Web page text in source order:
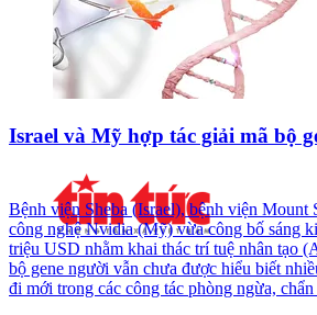
Israel và Mỹ hợp tác giải mã bộ
Bệnh viện Sheba (Israel), bệnh viện Mount
công nghệ Nvidia (Mỹ) vừa công bố sáng
triệu USD nhằm khai thác trí tuệ nhân tạo
bộ gene người vẫn chưa được hiểu biết
đi mới trong các công tác phòng ngừa,